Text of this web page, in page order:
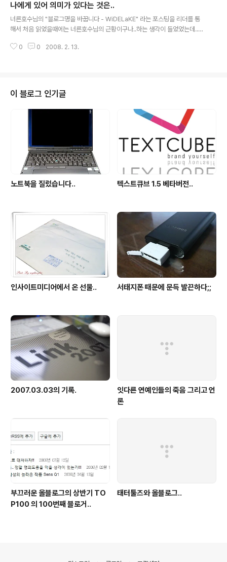
도로 어려웠다. 종종 주변에 계신 분들께 여쭤보면.. 종교의 차이가 일생의 반려
자를 찾는 것에도 엄청난 비중을 갖고 있을 정도였다. 도대체 왜? 뉴스를 보면..
반려자를 찾는데 조건에는 돈, 명예, 학벌, 직장등의 조건은 수두룩하게 보이는
나에게 있어 의미가 있다는 것은..
너른호수님의 "블로그명을 바꿉니다 - WiDELaKE" 라는 포스팅을 리더를 통
해서 처음 읽었을때에는 너른호수님의 근황이구나..하는 생각이 들었었는데..
는 내가 지은 내 이름.. 하나의 이름을 가지고 오랫동안 사용해서.. 이제는 익숙
같군요.. 그럼 대충.. 2000년 내지 2002년 그 사이가 되겠단 추측아닌 추측을
해봅니다. 몇일 전 올린 포스팅에서와 같이.. 전 요즘 아주 행복한 핑크빛..
0 0 2008. 2. 13.
이 블로그 인기글
노트북을 질렀습니다.. 텍스트큐브 1.5 베타버전..
인사이트미디어에서 온 선물.. 서태지폰 때문에 문득 발끈하다;;
2007.03.03의 기록.
잇다른 연예인들의 죽음 그리고 언
론
부끄러운 올블로그의 상반기 TO
P100 의 100번째 블로거..
태터툴즈와 올블로그..